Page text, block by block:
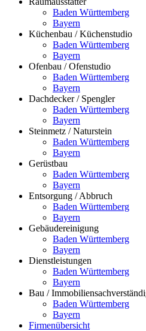
Baden Württemberg
Bayern
Küchenbau / Küchenstudio
Baden Württemberg
Bayern
Ofenbau / Ofenstudio
Baden Württemberg
Bayern
Dachdecker / Spengler
Baden Württemberg
Bayern
Steinmetz / Naturstein
Baden Württemberg
Bayern
Gerüstbau
Baden Württemberg
Bayern
Entsorgung / Abbruch
Baden Württemberg
Bayern
Gebäudereinigung
Baden Württemberg
Bayern
Dienstleistungen
Baden Württemberg
Bayern
Bau /
Baden Württemberg
Bayern
Firmenübersicht